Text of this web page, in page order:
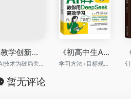
《教学创新：生成式人工智能重构教学资源》
以AI技术为破局关键，系统展现AI在六大核心教学资源中的赋能路径
《初高中生AI伴学：教你用DeepSeek高效学习》
学习方法+目标规划+AI技能=一本全掌握
暂无评论